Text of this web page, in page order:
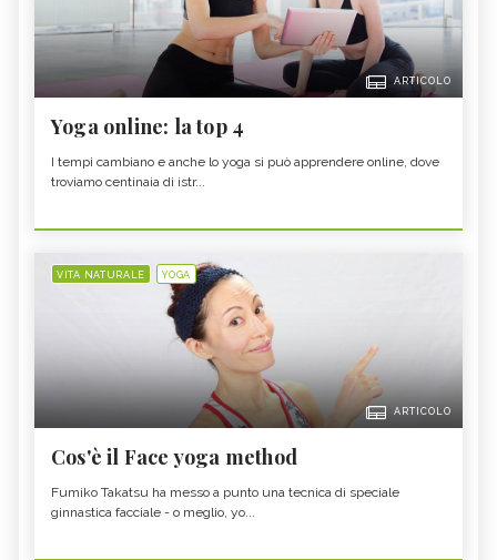
ARTICOLO
Yoga online: la top 4
I tempi cambiano e anche lo yoga si può apprendere online, dove
troviamo centinaia di istr...
VITA NATURALE YOGA
ARTICOLO
Cos'è il Face yoga method
Fumiko Takatsu ha messo a punto una tecnica di speciale
ginnastica facciale - o meglio, yo...